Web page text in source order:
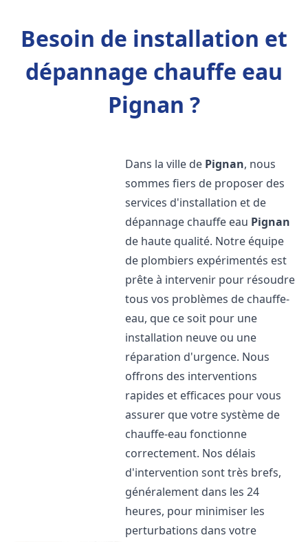
Besoin de installation et
dépannage chauffe eau
Pignan ?
Dans la ville de Pignan, nous
sommes fiers de proposer des
services d'installation et de
dépannage chauffe eau Pignan
de haute qualité. Notre équipe
de plombiers expérimentés est
prête à intervenir pour résoudre
tous vos problèmes de chauffe-
eau, que ce soit pour une
installation neuve ou une
réparation d'urgence. Nous
offrons des interventions
rapides et efficaces pour vous
assurer que votre système de
chauffe-eau fonctionne
correctement. Nos délais
d'intervention sont très brefs,
généralement dans les 24
heures, pour minimiser les
perturbations dans votre